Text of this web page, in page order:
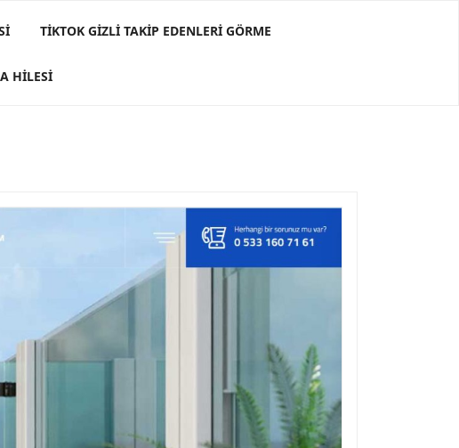
TIKTOK GIZLI TAKIP EDENLERI GÖRME
HILESI